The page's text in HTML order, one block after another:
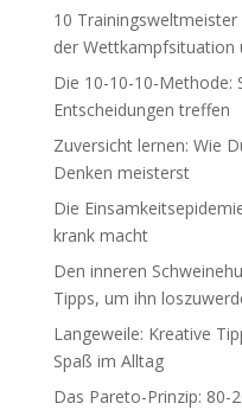
10
der Wettkampfsituation
Die 10-10-10-Methode:
Entscheidungen treffen
Zuversicht lernen: Wie
Denken meisterst
Die
krank macht
Den inneren
Tipps, um ihn
Langeweile: Kreative
Spaß im Alltag
Das Pareto-Prinzip: 80-